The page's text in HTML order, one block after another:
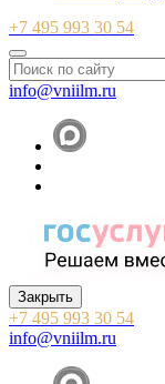
+7 495 993 30 54
info@vniilm.ru
Закрыть
+7 495 993 30 54
info@vniilm.ru